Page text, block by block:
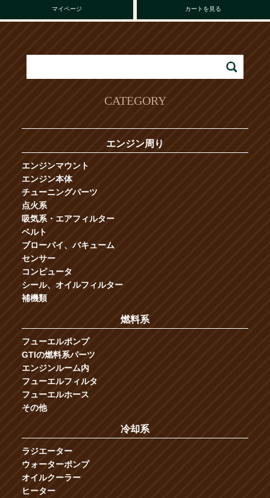
マイページ カートを見る
CATEGORY
エンジン周り
エンジンマウント
エンジン本体
チューニングパーツ
点火系
吸気系・エアフィルター
ベルト
ブローバイ、バキューム
センサー
コンピュータ
シール、オイルフィルター
補機類
燃料系
フューエルポンプ
GTIの燃料系パーツ
エンジンルーム内
フューエルフィルタ
フューエルホース
その他
冷却系
ラジエーター
ウォーターポンプ
オイルクーラー
ヒーター